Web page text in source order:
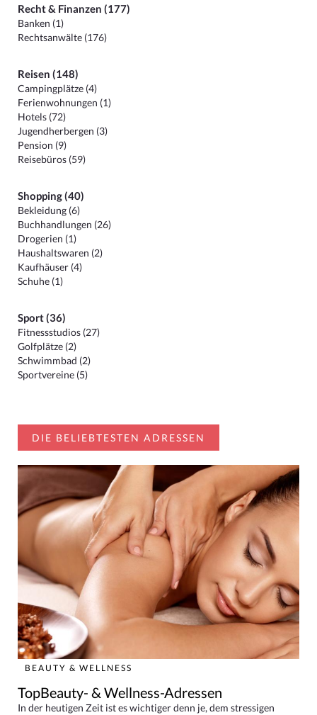
Recht & Finanzen (177)
Banken (1)
Rechtsanwälte (176)
Reisen (148)
Campingplätze (4)
Ferienwohnungen (1)
Hotels (72)
Jugendherbergen (3)
Pension (9)
Reisebüros (59)
Shopping (40)
Bekleidung (6)
Buchhandlungen (26)
Drogerien (1)
Haushaltswaren (2)
Kaufhäuser (4)
Schuhe (1)
Sport (36)
Fitnessstudios (27)
Golfplätze (2)
Schwimmbad (2)
Sportvereine (5)
DIE BELIEBTESTEN ADRESSEN
BEAUTY & WELLNESS
TopBeauty- & Wellness-Adressen
In der heutigen Zeit ist es wichtiger denn je, dem stressigen